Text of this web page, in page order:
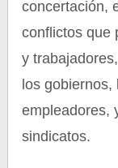
concertación,
conflictos que
y
los
empleadores,
sindicatos.